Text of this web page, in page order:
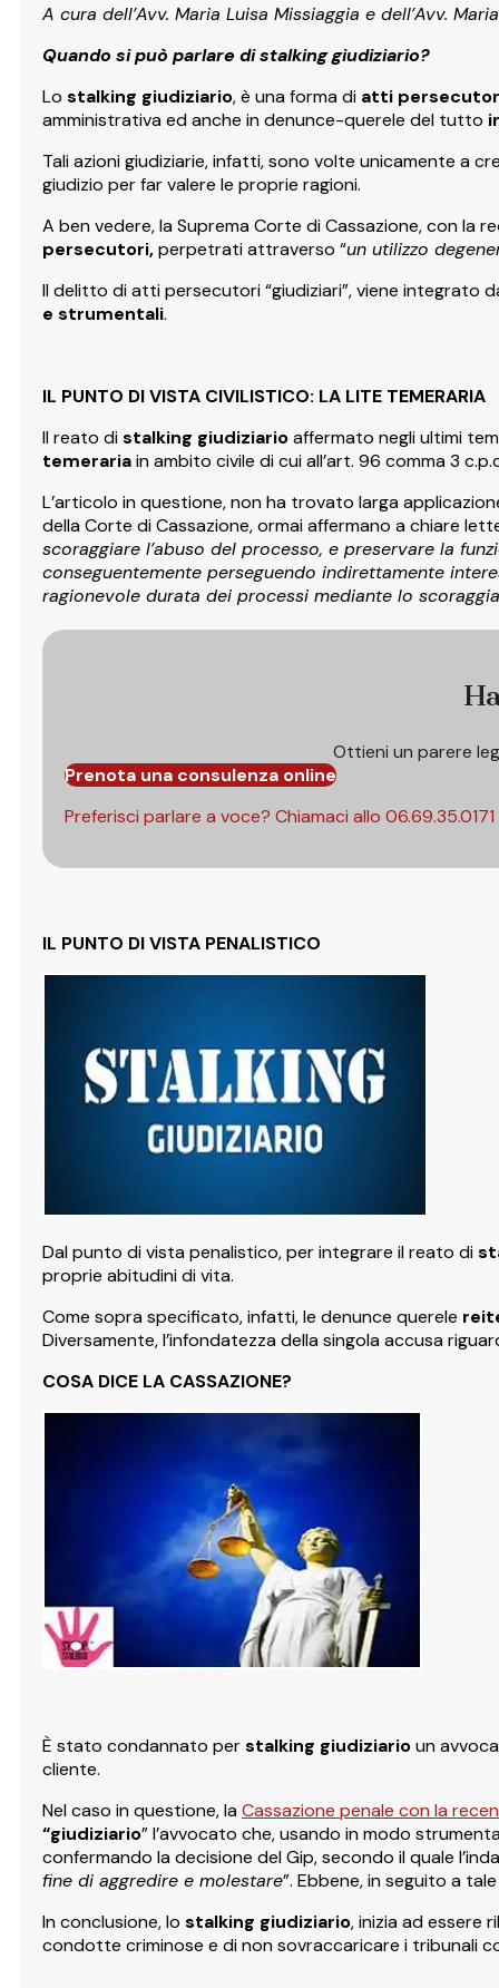
A cura dell’Avv. Maria Luisa Missiaggia e dell’Avv.
Quando si può parlare di stalking giudiziario?
Lo stalking giudiziario, è una forma di atti
amministrativa ed anche in denunce-querele del tutto
Tali azioni giudiziarie, infatti, sono volte unicamente a
giudizio per far valere le proprie ragioni.
A ben vedere, la Suprema Corte di Cassazione, con la
persecutori,perpetrati attraverso “un utilizzo
Il delitto di atti persecutori “giudiziari”, viene
e strumentali.
IL PUNTO DI VISTA CIVILISTICO: LA LITE TEMERARIA
Il reato distalking giudiziarioaffermato negli ultimi
temerariain ambito civile di cui all’art. 96 comma 3
L’articolo in questione, non ha trovato larga
della Corte di Cassazione, ormai affermano a chiare
scoraggiare l’abuso del processo, e preservare la
conseguentemente perseguendo indirettamente
ragionevole durata dei processi mediante lo
Ottieni un parere
Prenota una consulenza online
Preferisci parlare a voce? Chiamaci allo 06.69.35.0171
IL PUNTO DI VISTA PENALISTICO
Dal punto di vista penalistico, per integrare il reato di
proprie abitudini di vita.
Come sopra specificato, infatti, le denunce querele
Diversamente, l’infondatezza della singola accusa
COSA DICE LA CASSAZIONE?
È stato condannato perstalking giudiziarioun
cliente.
Nel caso in questione, laCassazione penale con la
“giudiziario” l’avvocato che, usando in modo
confermando la decisione del Gip, secondo il quale
fine di aggredire e molestare”. Ebbene, in seguito a
In conclusione, lo stalking giudiziario, inizia ad essere
condotte criminose e di non sovraccaricare i tribunali